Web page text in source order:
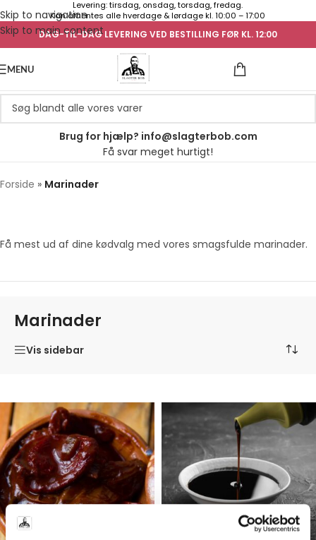
Skip to navigation
Skip to main content
Levering: tirsdag, onsdag, torsdag, fredag.
Kan afhentes alle hverdage & lørdage kl. 10:00 – 17:00
DAG-TIL-DAG LEVERING VED BESTILLING FØR KL. 12:00
MENU
Brug for hjælp? info@slagterbob.com
Få svar meget hurtigt!
Forside » Marinader
Få mest ud af dine kødvalg med vores smagsfulde marinader.
Marinader
Vis sidebar